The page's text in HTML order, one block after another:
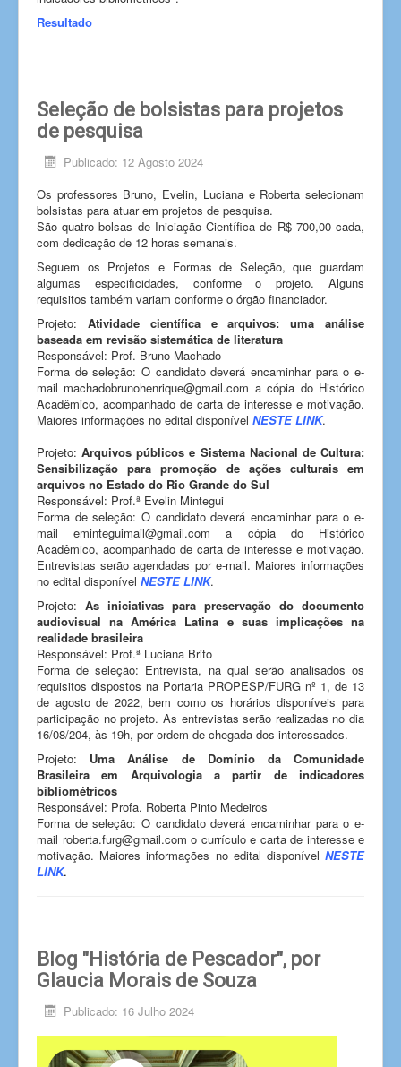
Resultado
Seleção de bolsistas para projetos
de pesquisa
Publicado: 12 Agosto 2024
Os professores Bruno, Evelin, Luciana e Roberta selecionam
bolsistas para atuar em projetos de pesquisa.
São quatro bolsas de Iniciação Científica de R$ 700,00 cada,
com dedicação de 12 horas semanais.
Seguem os Projetos e Formas de Seleção, que guardam
algumas especificidades, conforme o projeto. Alguns
requisitos também variam conforme o órgão financiador.
Projeto: Atividade científica e arquivos: uma análise
baseada em revisão sistemática de literatura
Responsável: Prof. Bruno Machado
Forma de seleção: O candidato deverá encaminhar para o e-
mail machadobrunohenrique@gmail.com a cópia do Histórico
Acadêmico, acompanhado de carta de interesse e motivação.
Maiores informações no edital disponível NESTE LINK.
Projeto:Arquivos públicos e Sistema Nacional de Cultura:
Sensibilização para promoção de ações culturais em
arquivos no Estado do Rio Grande do Sul
Responsável: Prof.ª Evelin Mintegui
Forma de seleção: O candidato deverá encaminhar para o e-
mail eminteguimail@gmail.com a cópia do Histórico
Acadêmico, acompanhado de carta de interesse e motivação.
Entrevistas serão agendadas por e-mail. Maiores informações
no edital disponível NESTE LINK.
Projeto: As iniciativas para preservação do documento
audiovisual na América Latina e suas implicações na
realidade brasileira
Responsável: Prof.ª Luciana Brito
Forma de seleção: Entrevista, na qual serão analisados os
requisitos dispostos na Portaria PROPESP/FURG nº 1, de 13
de agosto de 2022, bem como os horários disponíveis para
participação no projeto. As entrevistas serão realizadas no dia
16/08/204, às 19h, por ordem de chegada dos interessados.
Projeto: Uma Análise de Domínio da Comunidade
Brasileira em Arquivologia a partir de indicadores
bibliométricos
Responsável: Profa. Roberta Pinto Medeiros
Forma de seleção: O candidato deverá encaminhar para o e-
mail roberta.furg@gmail.com o currículo e carta de interesse e
motivação. Maiores informações no edital disponível NESTE
LINK.
Blog "História de Pescador", por
Glaucia Morais de Souza
Publicado: 16 Julho 2024